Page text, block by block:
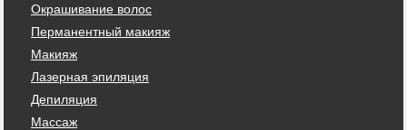
Окрашивание волос
Перманентный макияж
Макияж
Лазерная эпиляция
Депиляция
Массаж